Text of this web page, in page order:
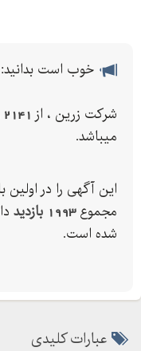
خوب است بدانید:
شرکت زرین ، از 2141 روز پیش
میباشد.
این آگهی را در اولین
مجموع1993 بازدید
شده است.
عبارات کلیدی